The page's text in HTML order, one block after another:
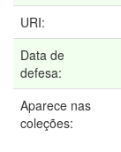
URI:
Data de
defesa:
Aparece nas
coleções: